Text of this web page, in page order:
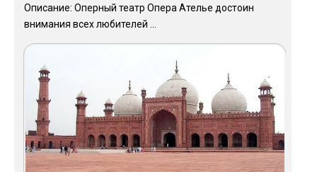
Описание: Оперный театр Опера Ателье достоин
внимания всех любителей ...